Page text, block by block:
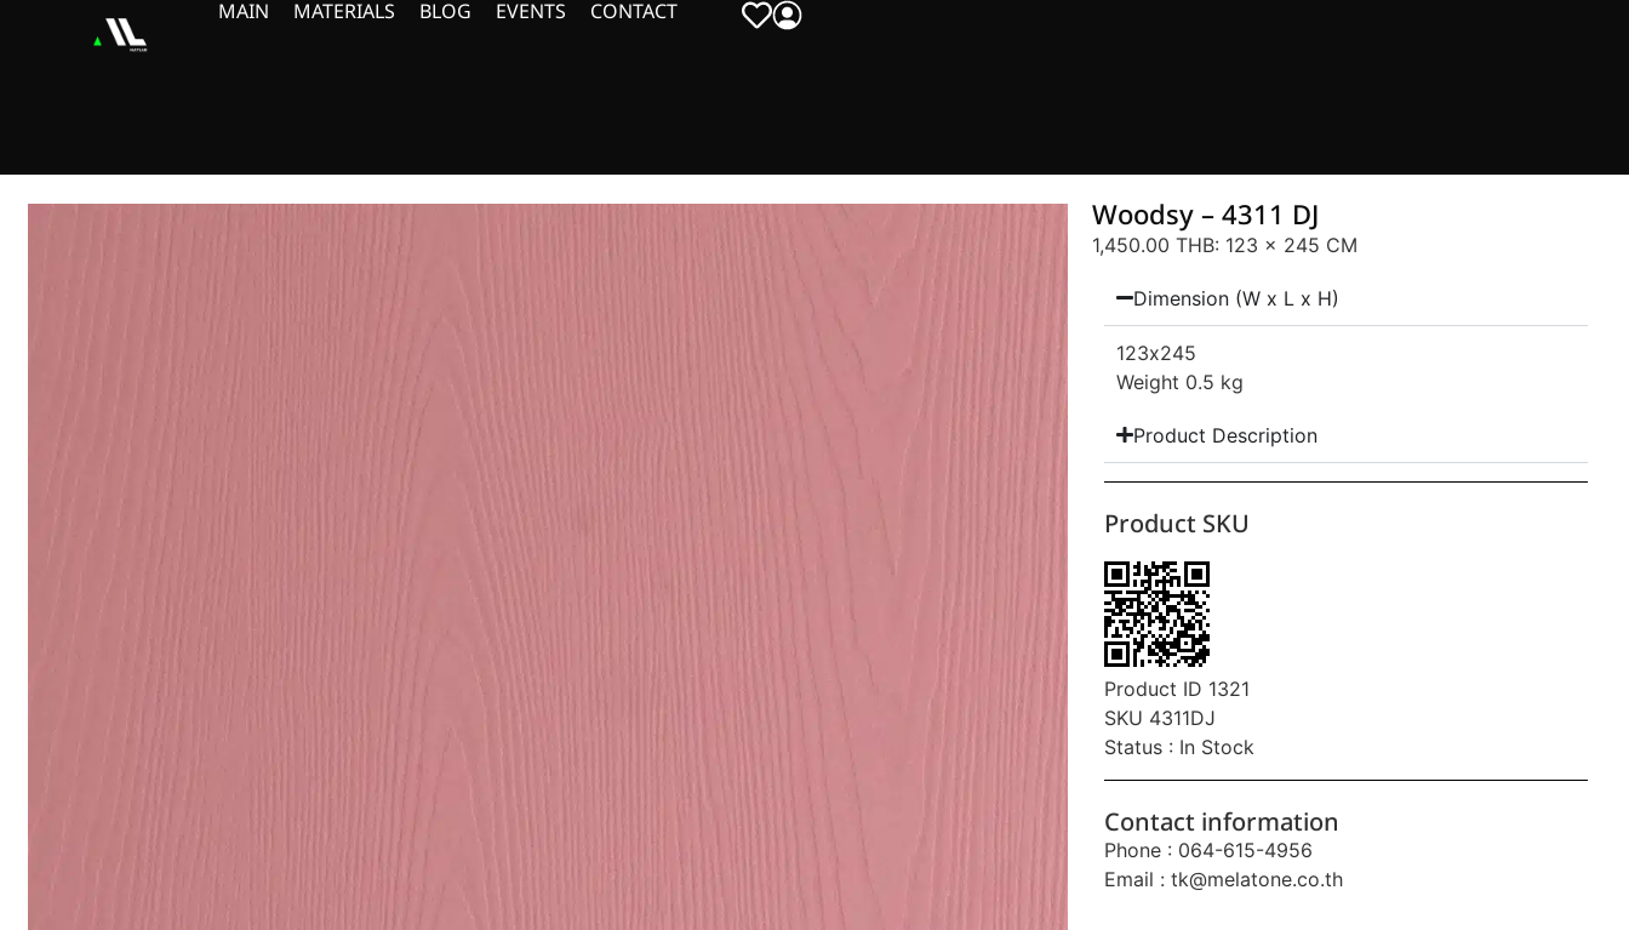
MAIN MATERIALS BLOG EVENTS CONTACT
Woodsy – 4311 DJ
1,450.00 THB: 123 x 245 CM
Dimension (W x L x H)
123x245
Weight 0.5 kg
Product Description
Product SKU
Product ID 1321
SKU 4311DJ
Status : In Stock
Contact information
Phone : 064-615-4956
Email :tk@melatone.co.th